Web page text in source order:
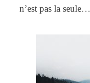
n’est pas la seule…